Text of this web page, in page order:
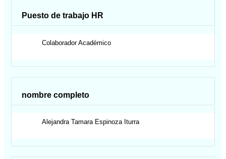
Puesto de trabajo HR
Colaborador Académico
nombre completo
Alejandra Tamara Espinoza Iturra